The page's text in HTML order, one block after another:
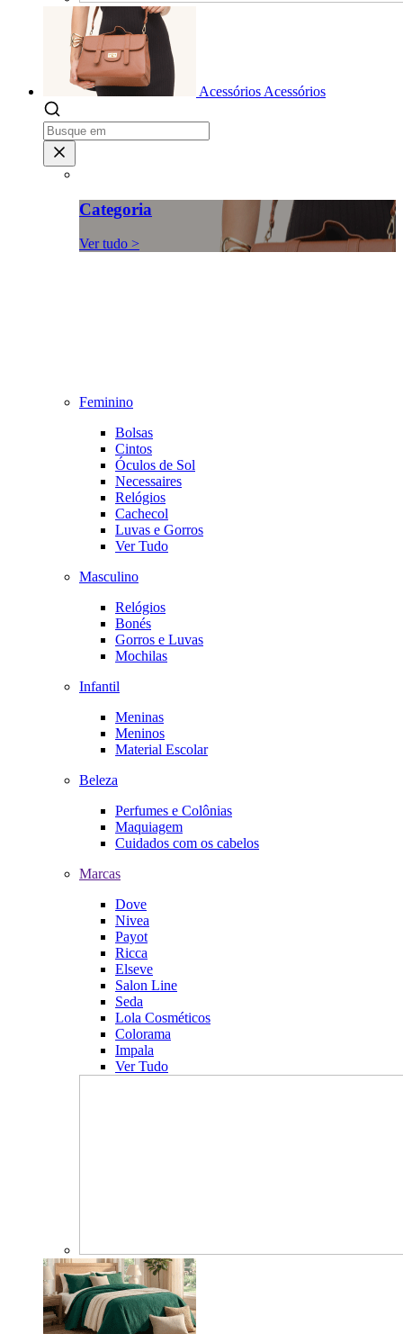
Acessórios Acessórios
Categoria
Ver tudo >
Feminino
Bolsas
Cintos
Óculos de Sol
Necessaires
Relógios
Cachecol
Luvas e Gorros
Ver Tudo
Masculino
Relógios
Bonés
Gorros e Luvas
Mochilas
Infantil
Meninas
Meninos
Material Escolar
Beleza
Perfumes e Colônias
Maquiagem
Cuidados com os cabelos
Marcas
Dove
Nivea
Payot
Ricca
Elseve
Salon Line
Seda
Lola Cosméticos
Colorama
Impala
Ver Tudo